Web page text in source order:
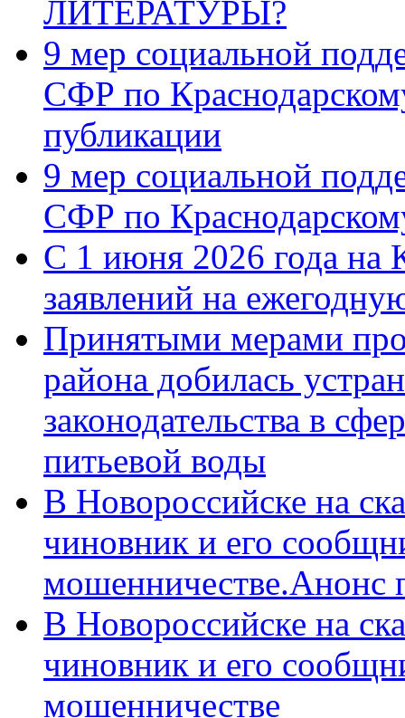
ЛИТЕРАТУРЫ?
9 мер социальной
СФР по
публикации
9 мер социальной
СФР по
С 1 июня 2026 года на
заявлений на
Принятыми мерами
района добилась
законодательства в
питьевой воды
В Новороссийске на
чиновник и его
мошенничестве.Анонс
В Новороссийске на
чиновник и его
мошенничестве